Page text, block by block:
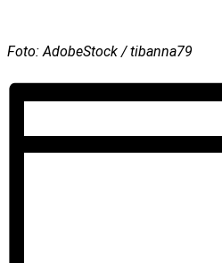
Foto: AdobeStock / tibanna79